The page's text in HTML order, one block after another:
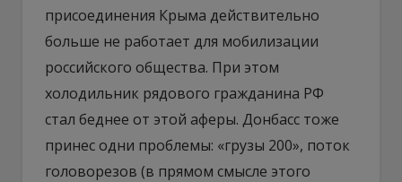
присоединения Крыма действительно
больше не работает для мобилизации
российского общества. При этом
холодильник рядового гражданина РФ
стал беднее от этой аферы. Донбасс тоже
принес одни проблемы: «грузы 200», поток
головорезов (в прямом смысле этого